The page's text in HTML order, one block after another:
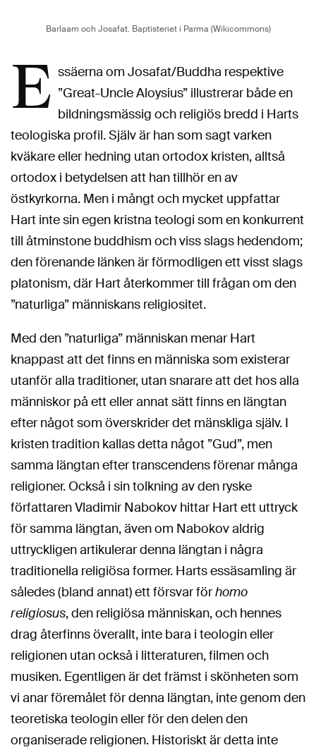
Barlaam och Josafat. Baptisteriet i Parma (Wikicommons)
E ssäerna om Josafat/Buddha respektive
”Great-Uncle Aloysius” illustrerar både en
bildningsmässig och religiös bredd i Harts
teologiska profil. Själv är han som sagt varken
kväkare eller hedning utan ortodox kristen, alltså
ortodox i betydelsen att han tillhör en av
östkyrkorna. Men i mångt och mycket uppfattar
Hart inte sin egen kristna teologi som en konkurrent
till åtminstone buddhism och viss slags hedendom;
den förenande länken är förmodligen ett visst slags
platonism, där Hart återkommer till frågan om den
”naturliga” människans religiositet.
Med den ”naturliga” människan menar Hart
knappast att det finns en människa som existerar
utanför alla traditioner, utan snarare att det hos alla
människor på ett eller annat sätt finns en längtan
efter något som överskrider det mänskliga själv. I
kristen tradition kallas detta något ”Gud”, men
samma längtan efter transcendens förenar många
religioner. Också i sin tolkning av den ryske
författaren Vladimir Nabokov hittar Hart ett uttryck
för samma längtan, även om Nabokov aldrig
uttryckligen artikulerar denna längtan i några
traditionella religiösa former. Harts essäsamling är
således (bland annat) ett försvar förhomo
religiosus, den religiösa människan, och hennes
drag återfinns överallt, inte bara i teologin eller
religionen utan också i litteraturen, filmen och
musiken. Egentligen är det främst i skönheten som
vi anar föremålet för denna längtan, inte genom den
teoretiska teologin eller för den delen den
organiserade religionen. Historiskt är detta inte